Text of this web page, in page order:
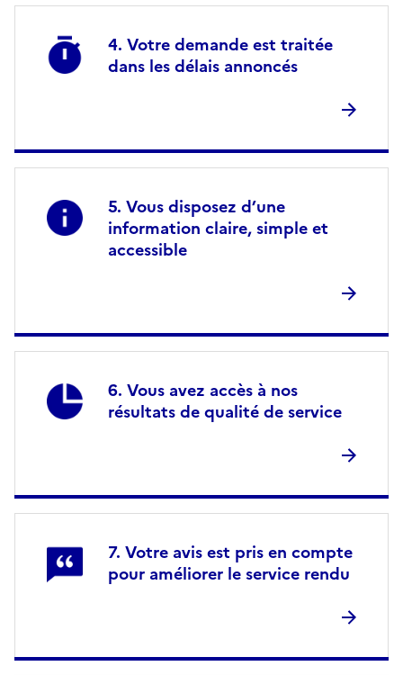
Votre demande est traitée
dans les délais annoncés
Vous disposez d’une
information claire, simple et
accessible
Vous avez accès à nos
résultats de qualité de service
Votre avis est pris en compte
pour améliorer le service rendu